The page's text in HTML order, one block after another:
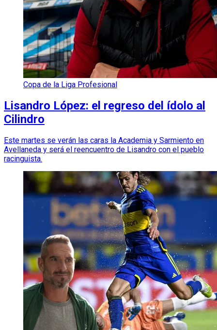
Copa de la Liga Profesional
Lisandro López: el regreso del ídolo al
Cilindro
Este martes se verán las caras la Academia y Sarmiento en
Avellaneda y será el reencuentro de Lisandro con el pueblo
racinguista.